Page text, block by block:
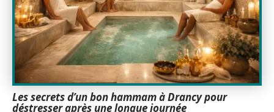
Les secrets d’un bon hammam à Drancy pour
déstresser après une longue journée